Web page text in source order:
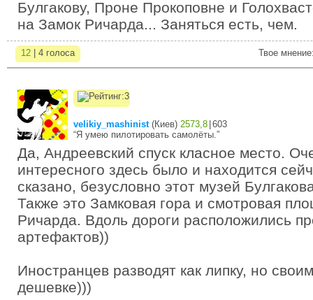
Булгакову, Проне Прокоповне и
на Замок Ричарда... Заняться есть, чем.
12 | 4 голоса Твое
velikiy_mashinist(Киев) 2573,8 603
“Я умею пилотировать самолёты.”
Да, Андреевский спуск класное место.
интересного здесь было и находится
сказано, безусловно этот музей
Также это Замковая гора и смотровая
Ричарда. Вдоль дороги расположились
артефактов))
Иностранцев разводят как липку, но
дешевке)))